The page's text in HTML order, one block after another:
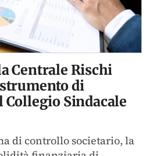
Centrale Rischi
di
Sindacale
di controllo societario, la